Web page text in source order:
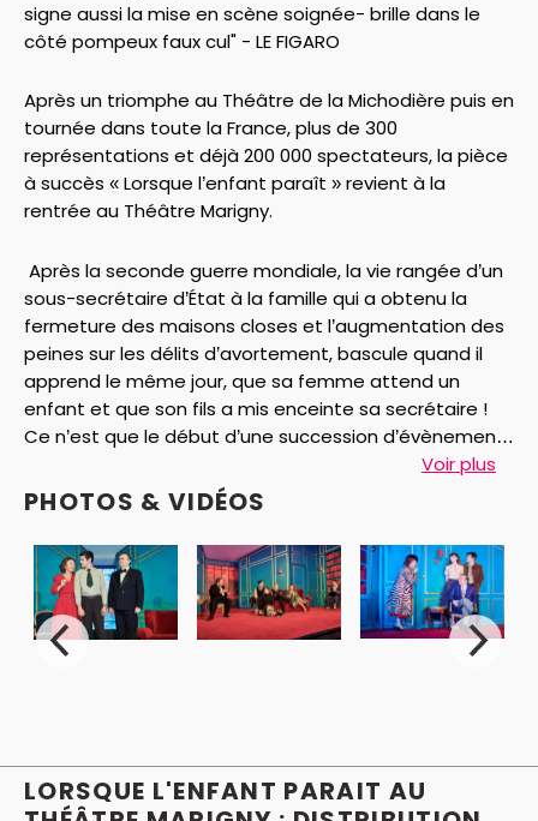
signe aussi la mise en scène soignée- brille dans le
côté pompeux faux cul" - LE FIGARO
Après un triomphe au Théâtre de la Michodière puis en
tournée dans toute la France, plus de 300
représentations et déjà 200 000 spectateurs, la pièce
à succès « Lorsque l’enfant paraît » revient à la
rentrée au Théâtre Marigny.
Après la seconde guerre mondiale, la vie rangée d’un
sous-secrétaire d’État à la famille qui a obtenu la
fermeture des maisons closes et l’augmentation des
peines sur les délits d’avortement, bascule quand il
apprend le même jour, que sa femme attend un
enfant et que son fils a mis enceinte sa secrétaire !
Ce n’est que le début d’une succession d’évènements
imprévus qui vont bousculer les repères de cette
famille bourgeoise…
Voir plus
PHOTOS & VIDÉOS
LORSQUE L'ENFANT PARAIT AU